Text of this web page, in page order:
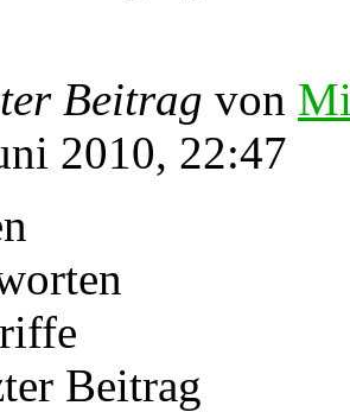
Beitrag von
2010, 22:47
Beitrag